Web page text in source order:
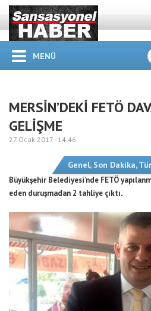
MENÜ
MERSİN’DEKİ FETÖ
GELİŞME
27 Ocak 2017 - 14:46
Genel, Son Dakika,
Büyükşehir Belediyesi’nde FETÖ
eden duruşmadan 2 tahliye çıktı.